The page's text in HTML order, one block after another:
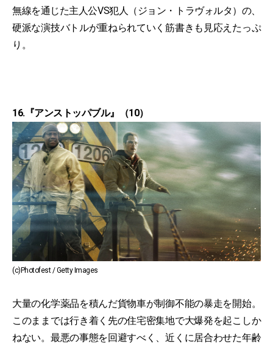
無線を通じた主人公VS犯人（ジョン・トラヴォルタ）の、
硬派な演技バトルが重ねられていく筋書きも見応えたっぷ
り。
16.『アンストッパブル』（10）
(c)Photofest / Getty Images
大量の化学薬品を積んだ貨物車が制御不能の暴走を開始。
このままでは行き着く先の住宅密集地で大爆発を起こしか
ねない。最悪の事態を回避すべく、近くに居合わせた年齢